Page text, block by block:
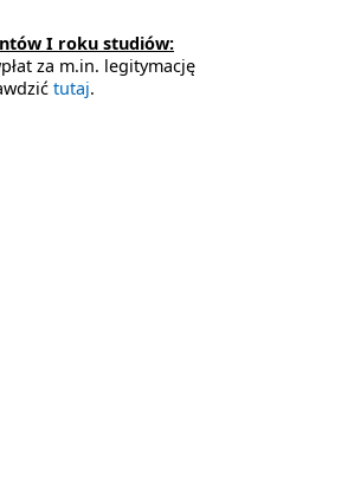
I roku studiów:
za m.in. legitymację
tutaj.